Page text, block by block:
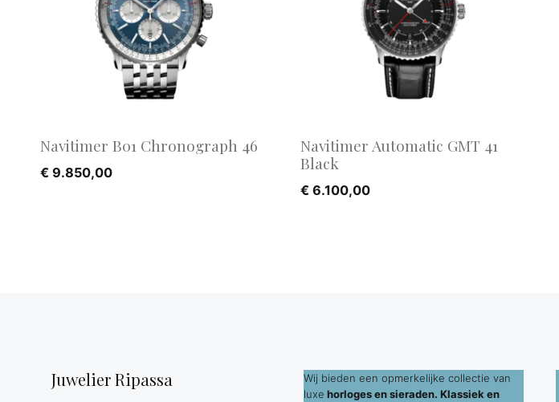
Navitimer B01 Chronograph 46
€ 9.850,00
Navitimer Automatic GMT 41
Black
€ 6.100,00
Juwelier Ripassa
Wij bieden een opmerkelijke collectie van
luxe horloges en sieraden. Klassiek en